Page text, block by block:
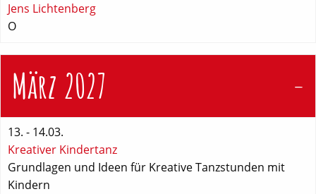
Jens Lichtenberg
O
März 2027
13. - 14.03.
Kreativer Kindertanz
Grundlagen und Ideen für Kreative Tanzstunden mit
Kindern